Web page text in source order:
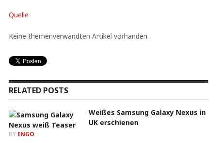
Quelle
Keine themenverwandten Artikel vorhanden.
RELATED POSTS
Weißes Samsung Galaxy Nexus in
UK erschienen
BY INGO